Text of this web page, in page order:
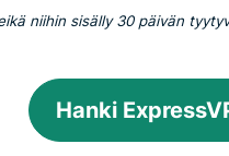
niihin sisälly 30 päivän
Hanki